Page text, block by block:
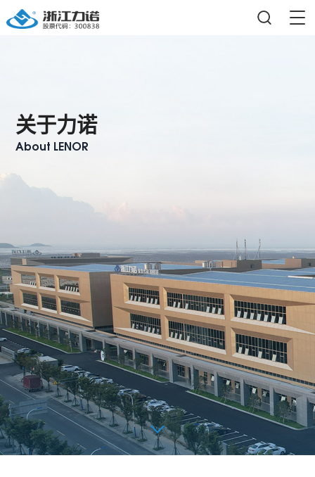
关于力诺
About LENOR